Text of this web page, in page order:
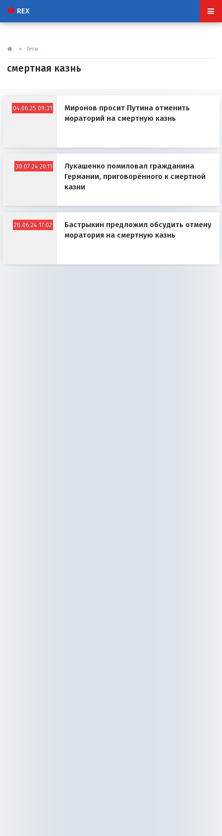
REX
» Теги
смертная казнь
04.06.25 09:31
Миронов просит Путина отменить
мораторий на смертную казнь
30.07.24 20:11
Лукашенко помиловал гражданина
Германии, приговорённого к смертной
казни
28.06.24 17:02
Бастрыкин предложил обсудить отмену
моратория на смертную казнь